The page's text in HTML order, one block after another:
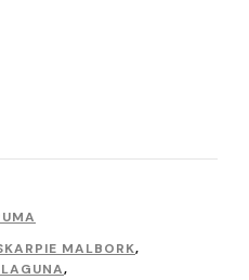
MALBORK,
,